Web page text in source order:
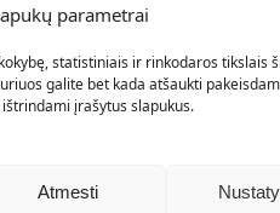
parametrai
statistiniais ir rinkodaros tikslais
galite bet kada atšaukti
įrašytus slapukus.
Atmesti